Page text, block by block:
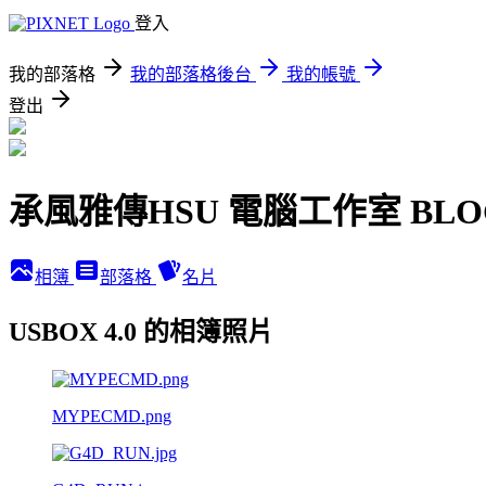
登入
我的部落格 我的部落格後台
我的帳號
登出
承風雅傳HSU 電腦工作室
相簿 部落格 名片
USBOX 4.0 的相簿照片
MYPECMD.png